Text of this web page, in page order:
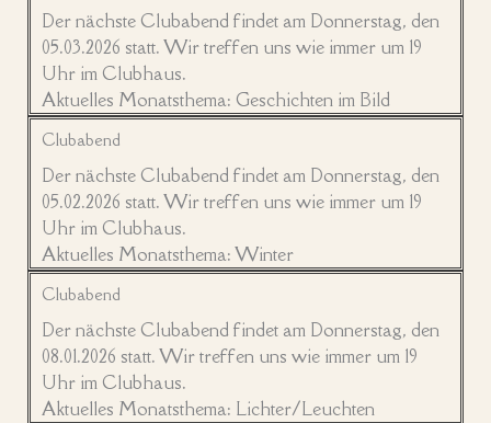
Der nächste Clubabend findet am Donnerstag, den
05.03.2026 statt. Wir treffen uns wie immer um 19
Uhr im Clubhaus.
Aktuelles Monatsthema: Geschichten im Bild
Clubabend
Der nächste Clubabend findet am Donnerstag, den
05.02.2026 statt. Wir treffen uns wie immer um 19
Uhr im Clubhaus.
Aktuelles Monatsthema: Winter
Clubabend
Der nächste Clubabend findet am Donnerstag, den
08.01.2026 statt. Wir treffen uns wie immer um 19
Uhr im Clubhaus.
Aktuelles Monatsthema: Lichter/Leuchten